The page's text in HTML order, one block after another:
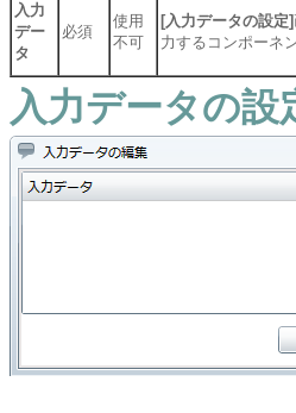
入力
デー
タ
必須
使用
不可
[入力データの設定]
力するコンポーネ
入力データの設